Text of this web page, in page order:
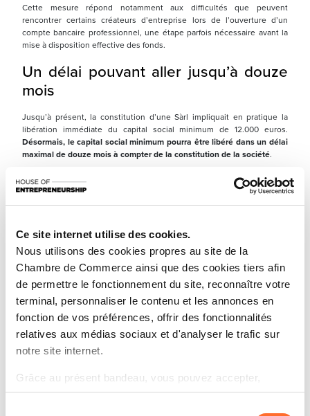
Ce site internet utilise des cookies.
Nous utilisons des cookies propres au site de la
Chambre de Commerce ainsi que des cookies tiers afin
de permettre le fonctionnement du site, reconnaître votre
terminal, personnaliser le contenu et les annonces en
fonction de vos préférences, offrir des fonctionnalités
relatives aux médias sociaux et d'analyser le trafic sur
notre site internet.
Grâce au présent bandeau, vous pouvez accepter,
refuser ou configurer les cookies selon vos préférences,
à l’exception des cookies strictement nécessaires au
Cette mesure répond notamment aux difficultés que peuvent
rencontrer certains créateurs d’entreprise lors de l’ouverture d’un
compte bancaire professionnel, une étape parfois nécessaire avant la
mise à disposition effective des fonds.
Un délai pouvant aller jusqu’à douze
mois
Jusqu’à présent, la constitution d’une Sàrl impliquait en pratique la
libération immédiate du capital social minimum de 12.000 euros.
Désormais, le capital social minimum pourra être libéré dans un délai
maximal de douze mois à compter de la constitution de la société.
Le capital devra toutefois être intégralement souscrit dès la création de
la société. Seule sa libération effective pourra être reportée.
Cette évolution vise à faciliter les premières étapes du parcours
social.
Un dispositif encadré
Pour les Sàrl, la possibilité de différer la libération du capital concerne
uniquement les apports en numéraire réalisés lors de la constitution et
se limite au montant du capital social minimum légal. Les apports en
nature, la partie du capital dépassant ce minimum ainsi que les
augmentations de capital ultérieures restent soumis à une libération
immédiate.
capital social souscrit lors de la constitution lorsque celui-ci est
constitué d’apports en numéraire.